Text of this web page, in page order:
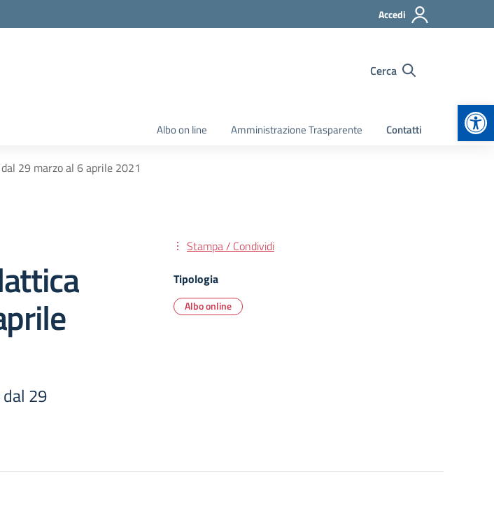
Accedi
Cerca
Albo on line Amministrazione Trasparente Contatti
29 marzo al 6 aprile 2021
29
Stampa / Condividi
Tipologia
Albo online